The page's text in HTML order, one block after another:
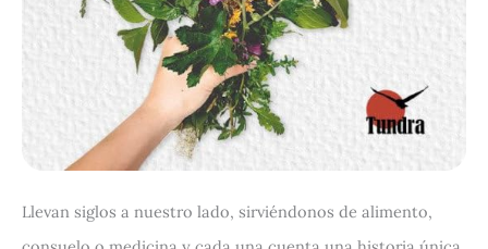
Llevan siglos a nuestro lado, sirviéndonos de alimento,